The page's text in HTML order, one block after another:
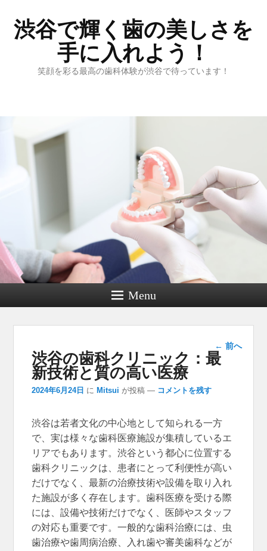
渋谷で輝く歯の美しさを
手に入れよう！
笑顔を彩る最高の歯科体験が渋谷で待っています！
Menu
投稿ナ
ビゲー
ション
← 前へ
渋谷の歯科クリニック：最
新技術と質の高い医療
2024年6月24日 に Mitsui が投稿 — コメントを残す
渋谷は若者文化の中心地として知られる一方
で、実は様々な歯科医療施設が集積しているエ
リアでもあります。渋谷という都心に位置する
歯科クリニックは、患者にとって利便性が高い
だけでなく、最新の治療技術や設備を取り入れ
た施設が多く存在します。歯科医療を受ける際
には、設備や技術だけでなく、医師やスタッフ
の対応も重要です。一般的な歯科治療には、虫
歯治療や歯周病治療、入れ歯や審美歯科などが